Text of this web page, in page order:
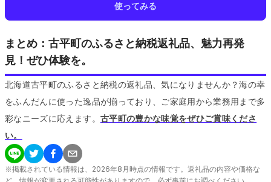
使ってみる
まとめ：古平町のふるさと納税返礼品、魅力再発
見！ぜひ体験を。
北海道古平町のふるさと納税の返礼品、気になりませんか？海の幸
をふんだんに使った逸品が揃っており、ご家庭用から業務用まで多
彩なニーズに応えます。 古平町の豊かな味覚をぜひご賞味くださ
い。
※掲載されている情報は、 2026年8 月時点の情報です。返礼品の内容や価格な